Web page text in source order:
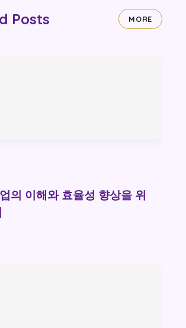
Posts MORE
의 이해와 효율성 향상을 위